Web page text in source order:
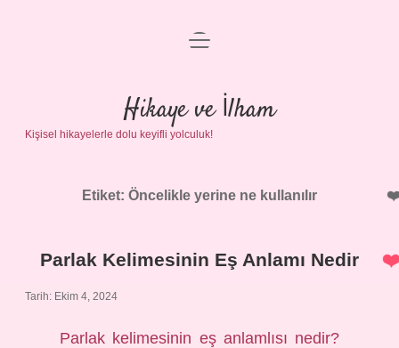
Anasayfa
Gizlilik Politikası
Yasal Uyarı
menüyü
Hikaye ve İlham
Kişisel hikayelerle dolu keyifli yolculuk!
Etiket: Öncelikle yerine ne kullanılır
Parlak Kelimesinin Eş Anlamı Nedir
Tarih: Ekim 4, 2024
Parlak kelimesinin eş anlamlısı nedir?